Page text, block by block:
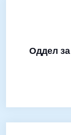
Оддел за